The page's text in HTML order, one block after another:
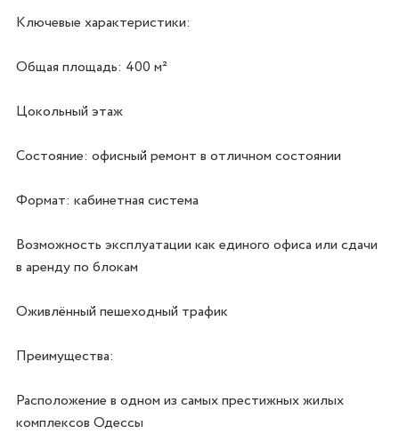
Ключевые характеристики:
Общая площадь: 400 м²
Цокольный этаж
Состояние: офисный ремонт в отличном состоянии
Формат: кабинетная система
Возможность эксплуатации как единого офиса или сдачи
в аренду по блокам
Оживлённый пешеходный трафик
Преимущества:
Расположение в одном из самых престижных жилых
комплексов Одессы